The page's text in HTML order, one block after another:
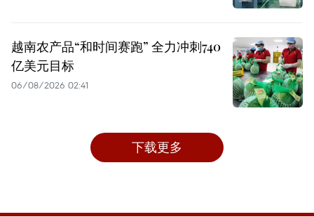
越南农产品“和时间赛跑” 全力冲刺740
亿美元目标
06/08/2026 02:41
下载更多